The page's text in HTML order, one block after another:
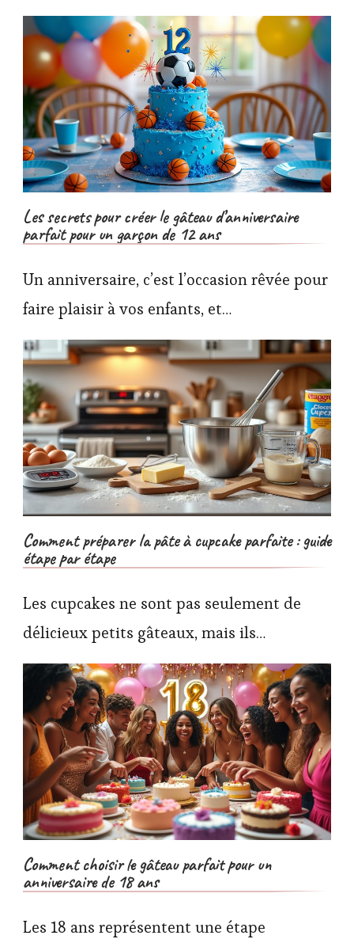
Les secrets pour créer le gâteau d’anniversaire
parfait pour un garçon de 12 ans
Un anniversaire, c’est l’occasion rêvée pour
faire plaisir à vos enfants, et…
Comment préparer la pâte à cupcake parfaite : guide
étape par étape
Les cupcakes ne sont pas seulement de
délicieux petits gâteaux, mais ils…
Comment choisir le gâteau parfait pour un
anniversaire de 18 ans
Les 18 ans représentent une étape